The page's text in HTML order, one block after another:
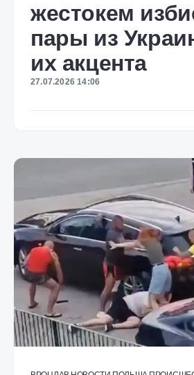
жестокем
пары из
их акцента
27.07.2026 14:06